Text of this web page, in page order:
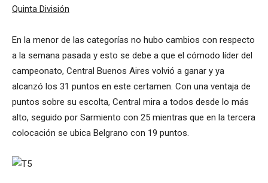
Quinta División
En la menor de las categorías no hubo cambios con respecto
a la semana pasada y esto se debe a que el cómodo líder del
campeonato, Central Buenos Aires volvió a ganar y ya
alcanzó los 31 puntos en este certamen. Con una ventaja de
puntos sobre su escolta, Central mira a todos desde lo más
alto, seguido por Sarmiento con 25 mientras que en la tercera
colocación se ubica Belgrano con 19 puntos.